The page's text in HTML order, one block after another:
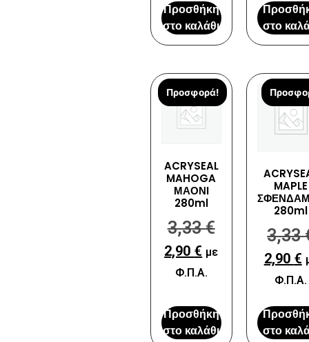
Προσθήκη
στο καλάθι
στο
Προσφορά!
ACRYSEAL
MAHOGA
ΜΑΟΝΙ
280ml
3,33€
2,90 € με
Φ.Π.Α.
Προσθήκη
στο καλάθι
MAPLE
280ml
3,33
2,90 €
Φ.Π.Α.
στο